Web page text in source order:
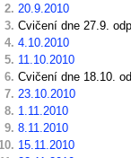
20.9.2010
Cvičení dne 27.9.
4.10.2010
11.10.2010
Cvičení dne 18.10.
23.10.2010
1.11.2010
8.11.2010
15.11.2010